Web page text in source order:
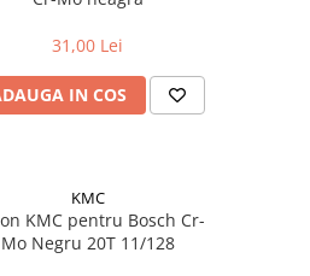
31,00 Lei
IN COS
KMC
KMC pentru Bosch Cr-
Mo Negru 20T 11/128